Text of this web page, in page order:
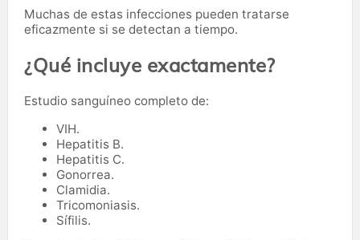
Muchas de estas infecciones pueden tratarse
eficazmente si se detectan a tiempo.
¿Qué incluye exactamente?
Estudio sanguíneo completo de:
VIH.
Hepatitis B.
Hepatitis C.
Gonorrea.
Clamidia.
Tricomoniasis.
Sífilis.